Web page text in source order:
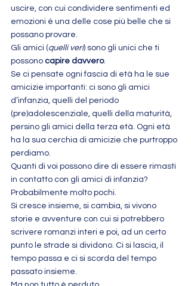
uscire, con cui condividere sentimenti ed
emozioni è una delle cose più belle che si
possano provare.
Gli amici (quelli veri) sono gli unici che ti
possono capire davvero.
Se ci pensate ogni fascia di età ha le sue
amicizie importanti: ci sono gli amici
d’infanzia, quelli del periodo
(pre)adolescenziale, quelli della maturità,
persino gli amici della terza età. Ogni età
ha la sua cerchia di amicizie che purtroppo
perdiamo.
Quanti di voi possono dire di essere rimasti
in contatto con gli amici di infanzia?
Probabilmente molto pochi.
Si cresce insieme, si cambia, si vivono
storie e avventure con cui si potrebbero
scrivere romanzi interi e poi, ad un certo
punto le strade si dividono. Ci si lascia, il
tempo passa e ci si scorda del tempo
passato insieme.